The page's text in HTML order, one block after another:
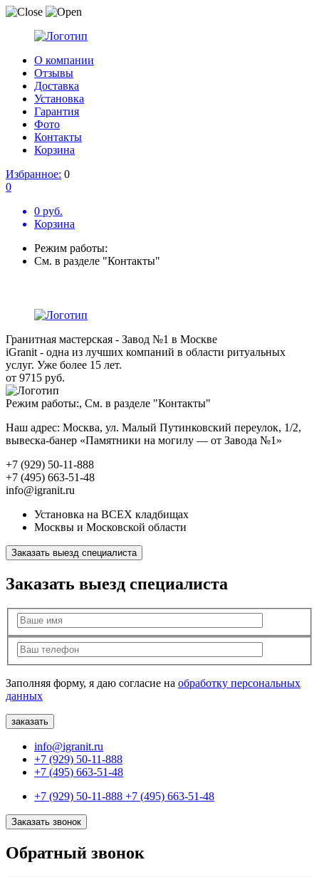
О компании
Отзывы
Доставка
Установка
Гарантия
Фото
Контакты
Корзина
Избранное: 0
0
0 руб.
Корзина
Режим работы:
См. в разделе "Контакты"
Гранитная мастерская - Завод №1 в Москве
iGranit - одна из лучших компаний в области ритуальных
услуг. Уже более 15 лет.
от 9715 руб.
Режим работы:, См. в разделе "Контакты"
Наш адрес: Москва, ул. Малый Путинковский переулок, 1/2,
вывеска-банер «Памятники на могилу — от Завода №1»
+7 (929) 50-11-888
+7 (495) 663-51-48
info@igranit.ru
Установка на ВСЕХ кладбищах
Москвы и Московской области
Заказать выезд специалиста
Заказать выезд специалиста
Заполняя форму, я даю согласие на обработку персональных
данных
info@igranit.ru
+7 (929) 50-11-888
+7 (495) 663-51-48
+7 (929) 50-11-888 +7 (495) 663-51-48
Заказать звонок
Обратный звонок